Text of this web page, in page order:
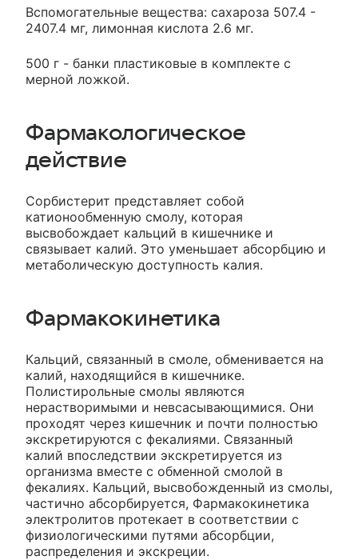
Вспомогательные вещества: сахароза 507.4 -
2407.4 мг, лимонная кислота 2.6 мг.
500 г - банки пластиковые в комплекте с
мерной ложкой.
Фармакологическое
действие
Сорбистерит представляет собой
катионообменную смолу, которая
высвобождает кальций в кишечнике и
связывает калий. Это уменьшает абсорбцию и
метаболическую доступность калия.
Фармакокинетика
Кальций, связанный в смоле, обменивается на
калий, находящийся в кишечнике.
Полистирольные смолы являются
нерастворимыми и невсасывающимися. Они
проходят через кишечник и почти полностью
экскретируются с фекалиями. Связанный
калий впоследствии экскретируется из
организма вместе с обменной смолой в
фекалиях. Кальций, высвобожденный из смолы,
частично абсорбируется, Фармакокинетика
электролитов протекает в соответствии с
физиологическими путями абсорбции,
распределения и экскреции.